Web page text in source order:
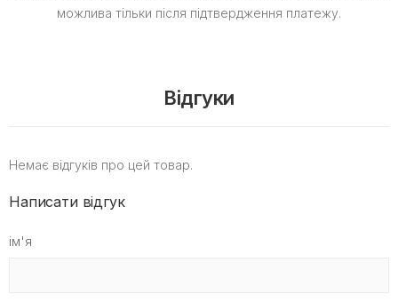
можлива тільки після підтвердження платежу.
Відгуки
Немає відгуків про цей товар.
Написати відгук
ім'я